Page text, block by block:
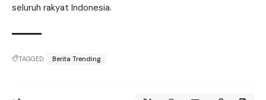
seluruh rakyat Indonesia.
TAGGED: Berita Trending